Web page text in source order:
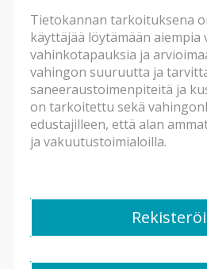
Tietokannan tarkoituksena
käyttäjää löytämään aiempia
vahinkotapauksia ja
vahingon suuruutta ja
saneeraustoimenpiteitä ja
on tarkoitettu sekä
edustajilleen, että alan
ja vakuutustoimialoilla.